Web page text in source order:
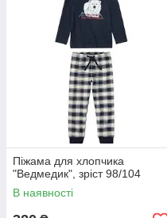
Піжама для хлопчика
"Ведмедик", зріст 98/104
В наявності